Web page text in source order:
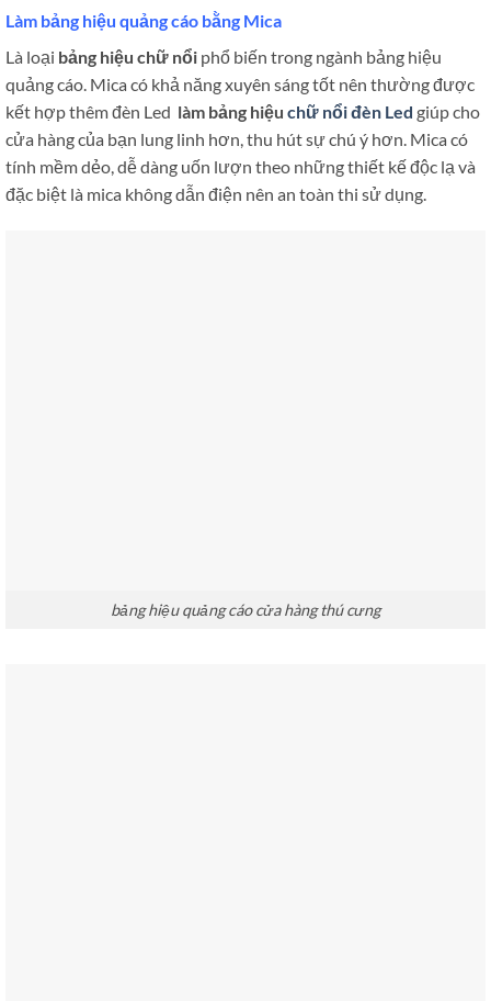
Làm bảng hiệu quảng cáo bằng Mica
Là loại bảng hiệu chữ nổi phổ biến trong ngành bảng hiệu
quảng cáo. Mica có khả năng xuyên sáng tốt nên thường được
kết hợp thêm đèn Led làm bảng hiệu chữ nổi đèn Led giúp cho
cửa hàng của bạn lung linh hơn, thu hút sự chú ý hơn. Mica có
tính mềm dẻo, dễ dàng uốn lượn theo những thiết kế độc lạ và
đặc biệt là mica không dẫn điện nên an toàn thi sử dụng.
bảng hiệu quảng cáo cửa hàng thú cưng